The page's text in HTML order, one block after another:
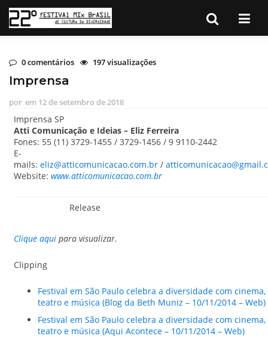
0 comentários 197 visualizações
Imprensa
por em 12 de setembro de 2018
Imprensa SP
Atti Comunicação e Ideias – Eliz Ferreira
Fones: 55 (11) 3729-1455 / 3729-1456 / 9 9110-2442
E-
mails: eliz@atticomunicacao.com.br /
Website: www.atticomunicacao.com.br
Release
Clique aqui para visualizar.
Clipping
Festival em São Paulo celebra a diversidade com cinema,
teatro e música (Blog da Beth Muniz – 10/11/2014 – Web)
Festival em São Paulo celebra a diversidade com cinema,
teatro e música (Aqui Acontece – 10/11/2014 – Web)